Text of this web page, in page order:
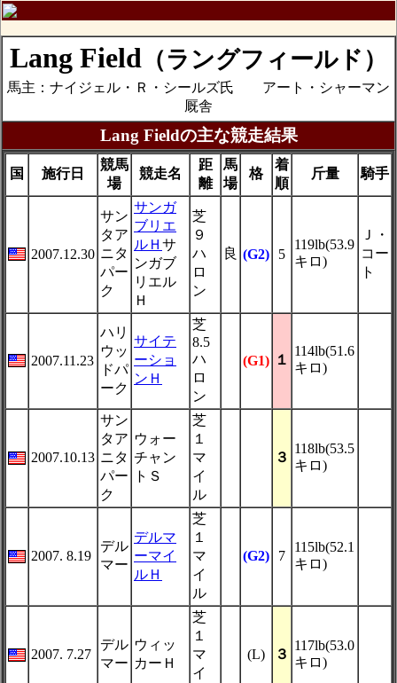
Lang Field （ラングフィールド）
馬主：ナイジェル・Ｒ・シールズ氏 アート・シャーマン
厩舎
Lang Fieldの主な競走結果
国 施行日
競馬
場
競走名
距
離
馬
場
格
着
順
斤量 騎手
2007.12.30
サン
タア
ニタ
パー
ク
サンガ
ブリエ
ルＨ サ
ンガブ
リエル
Ｈ
芝
９
ハ
ロ
ン
良 (G2) 5
119lb(53.9
キロ)
Ｊ・
コー
ト
2007.11.23
ハリ
ウッ
ドパ
ーク
サイテ
ーショ
ンＨ
芝
8.5
ハ
ロ
ン
(G1) １
114lb(51.6
キロ)
2007.10.13
サン
タア
ニタ
パー
ク
ウォー
チャン
トＳ
芝
１
マ
イ
ル
３
118lb(53.5
キロ)
2007. 8.19
デル
マー
デルマ
ーマイ
ルＨ
芝
１
マ
イ
ル
(G2) 7
115lb(52.1
キロ)
2007. 7.27
デル
マー
ウィッ
カーＨ
芝
１
マ
イ
(L) ３
117lb(53.0
キロ)